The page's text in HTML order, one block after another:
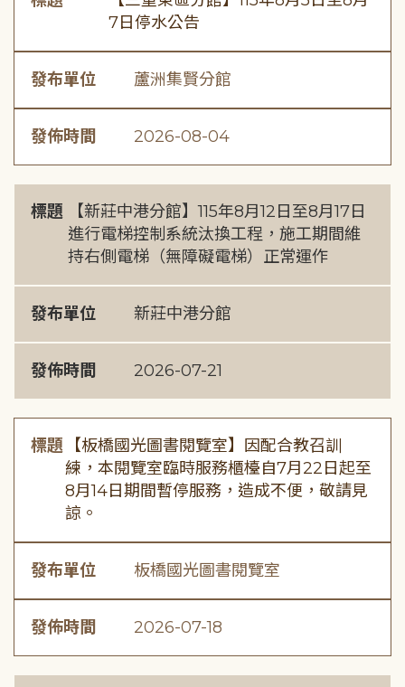
7日停水公告
發布單位 蘆洲集賢分館
發佈時間 2026-08-04
標題
【新莊中港分館】115年8月12日至8月17日
進行電梯控制系統汰換工程，施工期間維
持右側電梯（無障礙電梯）正常運作
發布單位 新莊中港分館
發佈時間 2026-07-21
標題
【板橋國光圖書閱覽室】因配合教召訓
練，本閱覽室臨時服務櫃檯自7月22日起至
8月14日期間暫停服務，造成不便，敬請見
諒。
發布單位 板橋國光圖書閱覽室
發佈時間 2026-07-18